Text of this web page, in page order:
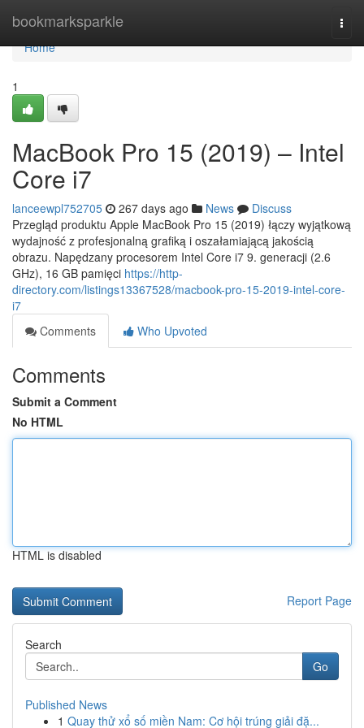
bookmarksparkle
Home
Home
1
MacBook Pro 15 (2019) – Intel
Core i7
lanceewpl752705 267 days ago News
Discuss
Przegląd produktu Apple MacBook Pro 15 (2019) łączy wyjątkową
wydajność z profesjonalną grafiką i oszałamiającą jakością
obrazu. Napędzany procesorem Intel Core i7 9. generacji (2.6
GHz), 16 GB pamięci https://http-
directory.com/listings13367528/macbook-pro-15-2019-intel-core-
i7
Comments
Who Upvoted
Comments
Submit a Comment
No HTML
HTML is disabled
Report Page
Search
Go
Published News
1 Quay thử xổ số miền Nam: Cơ hội trúng giải đặ...